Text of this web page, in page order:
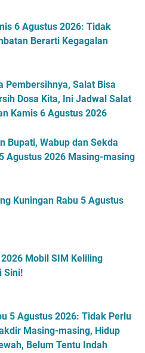
6 Agustus 2026: Tidak
Berarti Kegagalan
Pembersihnya, Salat Bisa
Dosa Kita, Ini Jadwal Salat
Kamis 6 Agustus 2026
Bupati, Wabup dan Sekda
Agustus 2026 Masing-masing
Kuningan Rabu 5 Agustus
Mobil SIM Keliling
Sini!
5 Agustus 2026: Tidak Perlu
Masing-masing, Hidup
Belum Tentu Indah